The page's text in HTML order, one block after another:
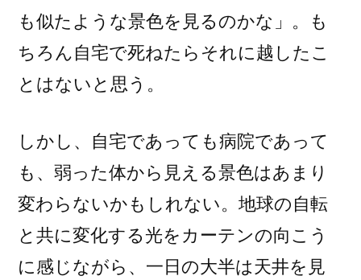
も似たような景色を見るのかな」。も
ちろん自宅で死ねたらそれに越したこ
とはないと思う。
しかし、自宅であっても病院であって
も、弱った体から見える景色はあまり
変わらないかもしれない。地球の自転
と共に変化する光をカーテンの向こう
に感じながら、一日の大半は天井を見